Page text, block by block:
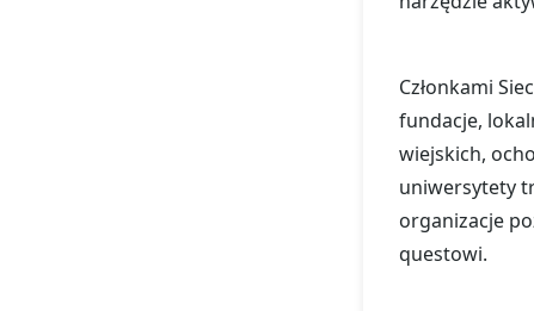
Członkami
fundacje,
wiejskich,
uniwersytety
organizacje
questowi.